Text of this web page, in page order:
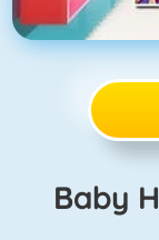
Baby